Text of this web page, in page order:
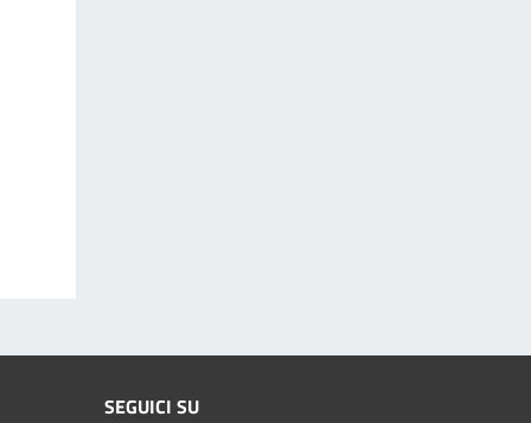
SEGUICI SU